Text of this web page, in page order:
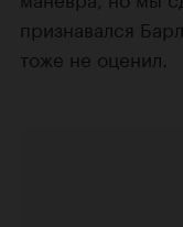
признавался
тоже не оценил.